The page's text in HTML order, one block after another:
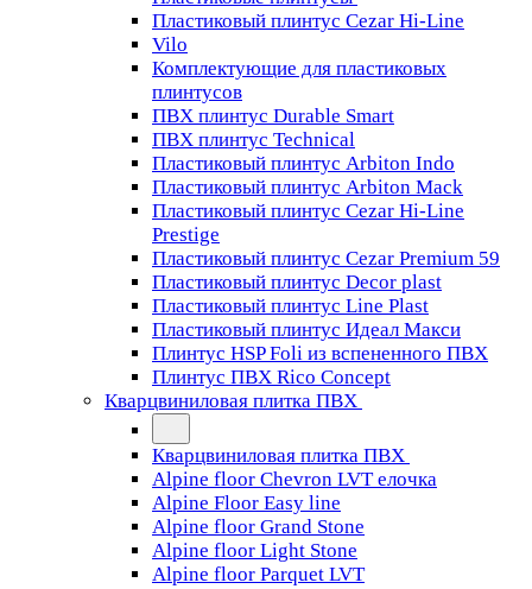
Пластиковый плинтус Cezar Hi-Line
Vilo
Комплектующие для пластиковых
плинтусов
ПВХ плинтус Durable Smart
ПВХ плинтус Technical
Пластиковый плинтус Arbiton Indo
Пластиковый плинтус Arbiton Mack
Пластиковый плинтус Cezar Hi-Line
Prestige
Пластиковый плинтус Cezar Premium 59
Пластиковый плинтус Decor plast
Пластиковый плинтус Line Plast
Пластиковый плинтус Идеал Макси
Плинтус HSP Foli из вспененного ПВХ
Плинтус ПВХ Rico Concept
Кварцвиниловая плитка ПВХ
Кварцвиниловая плитка ПВХ
Alpine floor Chevron LVT елочка
Alpine Floor Easy line
Alpine floor Grand Stone
Alpine floor Light Stone
Alpine floor Parquet LVT